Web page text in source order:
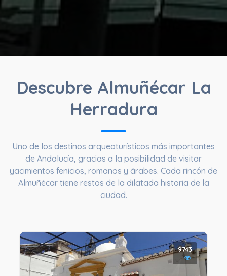
Descubre Almuñécar La
Herradura
Uno de los destinos arqueoturísticos más importantes
de Andalucía, gracias a la posibilidad de visitar
yacimientos fenicios, romanos y árabes. Cada rincón de
Almuñécar tiene restos de la dilatada historia de la
ciudad.
9743